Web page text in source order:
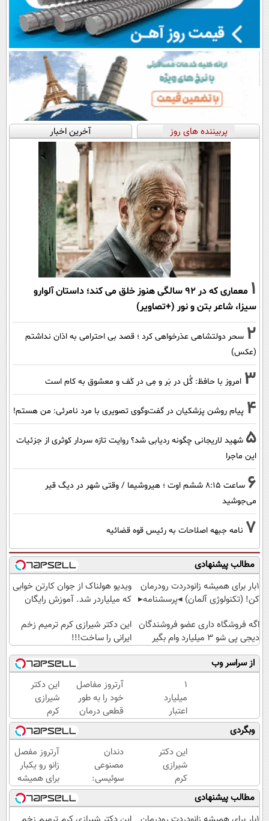
پربیننده های روز آخرین اخبار
1
معماری که در 92 سالگی هنوز خلق می کند؛ داستان آلوارو
سیزا، شاعر بتن و نور (+تصاویر)
2 سحر دولتشاهی عذرخواهی کرد ؛ قصد بی احترامی به اذان نداشتم
(عکس)
3 امروز با حافظ: گُل در بَر و مِی در کَف و معشوق به کام است
4 پیام روشن پزشکیان در گفت‌و‌گوی تصویری با مرد نامرئی: من هستم!
5 شهید لاریجانی چگونه ردیابی شد؟ روایت تازه سردار کوثری از جزئیات
این ماجرا
6
ساعت ۸:۱۵ ششم اوت ؛ هیروشیما / وقتی شهر در دیگ قیر
می‌جوشید
7 نامه جبهه اصلاحات به رئیس قوه قضائیه
مطالب پیشنهادی
1بار برای همیشه زانودردت رودرمان
کن! (تکنولوژی آلمان) ◂پرسشنامه▸
ویدیو هولناک از جوان کارتن خوابی
که میلیاردر شد. آموزش رایگان
اگه فروشگاه داری عضو فروشندگان
دیجی پی شو 3 میلیارد وام بگیر
این دکتر شیرازی کرم ترمیم زخم
ایرانی را ساخت!!!
از سراسر وب
۱
میلیارد
اعتبار
خرید
طلا |
بدون
ضامن
و چک
آرتروز مفاصل
خود را به طور
قطعی درمان
کنید!
◂پرسش‌نامه▸
این دکتر
شیرازی
کرم
ترمیم
زخم
ایرانی را
ساخت!!!
وبگردی
این دکتر
شیرازی
کرم
ترمیم
زخم
دندان
مصنوعی
سوئیسی:
جدیدترین
فناوری
آرتروز مفصل
زانو رو یکبار
برای همیشه
درمان کن!
◗پرسش‌نامه◖
مطالب پیشنهادی